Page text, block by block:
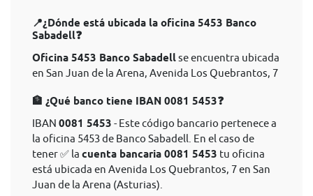
📍¿Dónde está ubicada la oficina 5453 Banco
Sabadell❓
Oficina 5453 Banco Sabadellse encuentra ubicada
en San Juan de la Arena, Avenida Los Quebrantos, 7
🏦 ¿Qué banco tiene IBAN 0081 5453❓
IBAN 0081 5453 - Este código bancario pertenece a
la oficina 5453 de Banco Sabadell. En el caso de
tener ✅ la cuenta bancaria 0081 5453 tu oficina
está ubicada en Avenida Los Quebrantos, 7 en San
Juan de la Arena (Asturias).